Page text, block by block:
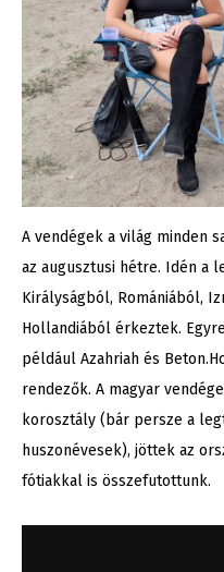
A vendégek a világ minden
az augusztusi hétre. Idén a
Királyságból, Romániából,
Hollandiából érkeztek.
például Azahriah és
rendezők. A magyar
korosztály (bár persze a
huszonévesek), jöttek az
fótiakkal is összefutottunk.